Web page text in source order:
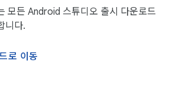
모든 Android 스튜디오 출시 다운로드
니다.
로 이동